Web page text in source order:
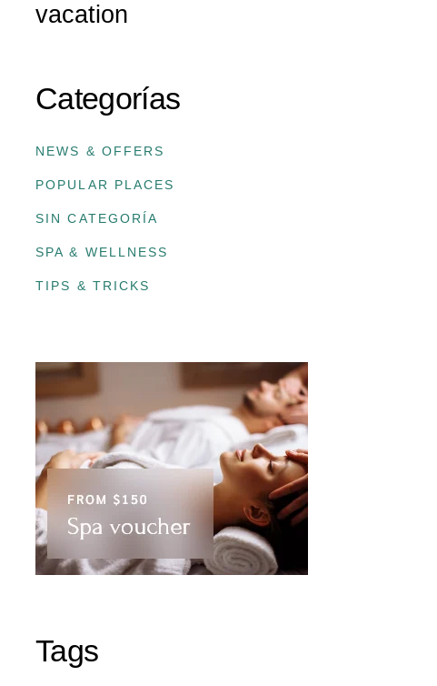
vacation
Categorías
NEWS & OFFERS
POPULAR PLACES
SIN CATEGORÍA
SPA & WELLNESS
TIPS & TRICKS
Tags